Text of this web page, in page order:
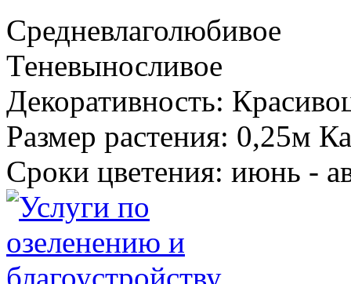
Средневлаголюбивое
Теневыносливое
Декоративность:
Размер растения: 0,25м
Сроки цветения: июнь -